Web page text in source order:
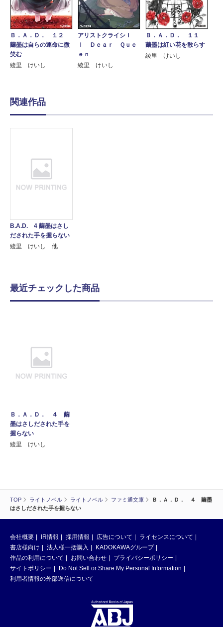
TOP ライトノベル ライトノベル ファミ通文庫
Ｂ．Ａ．Ｄ． ４ 繭墨
はさしだされた手を握らない
Ｂ．Ａ．Ｄ． １２
繭墨は自らの運命に微
笑む
綾里 けいし
アリストクライシＩ
Ｉ Ｄｅａｒ Ｑｕｅ
ｅｎ
綾里 けいし
Ｂ．Ａ．Ｄ． １１
繭墨は紅い花を散らす
綾里 けいし
関連作品
B.A.D. 4 繭墨はさし
だされた手を握らない
綾里 けいし 他
最近チェックした商品
Ｂ．Ａ．Ｄ． ４ 繭
墨はさしだされた手を
握らない
綾里 けいし
会社概要 IR情報 採用情報 広告について
ライセンスについて
書店様向け
法人様一括購入
KADOKAWAグループ
作品の利用について
お問い合わせ
プライバシーポリシー
サイトポリシー
Do Not Sell or Share My Personal Information
利用者情報の外部送信について